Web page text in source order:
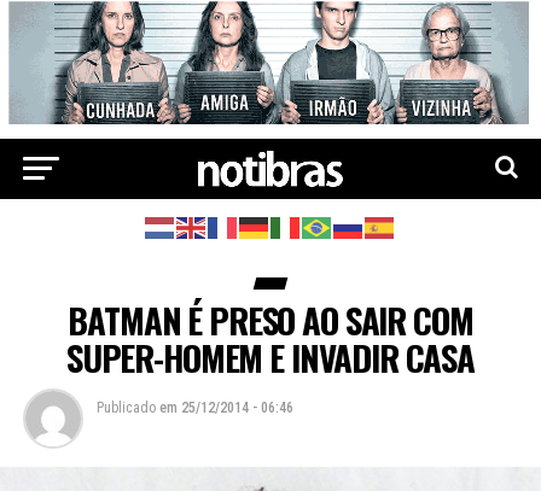
BATMAN É PRESO AO SAIR COM
SUPER-HOMEM E INVADIR CASA
Publicado em 25/12/2014 - 06:46